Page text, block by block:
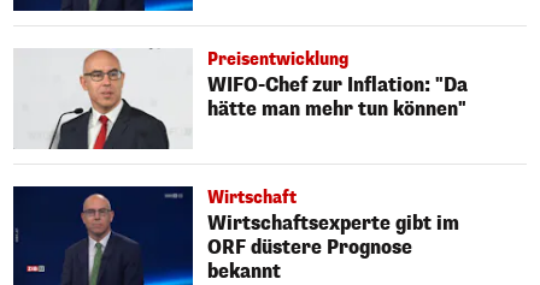
Preisentwicklung
WIFO-Chef zur Inflation: "Da
hätte man mehr tun können"
Wirtschaft
Wirtschaftsexperte gibt im
ORF düstere Prognose
bekannt